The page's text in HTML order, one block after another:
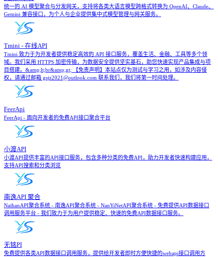
统一的 AI 模型聚合与分发网关，支持将各类大语言模型跨格式转换为 OpenAI、Claude、
Gemini 兼容接口，为个人与企业提供集中式模型管理与网关服务。
Tmini - 在线API
Tmini 致力于为开发者提供稳定高效的 API 接口服务，覆盖生活、金融、工具等多个领
域。我们采用 HTTPS 加密传输，为数据安全提供坚实基石，助您快速实现产品集成与项
目搭建。&amp;lt;br&amp;gt; 【免责声明】本站点仅为测试与学习之用，如涉及内容侵
权，请通过邮箱 gsjz2021@outlook.com 联系我们，我们将第一时间处理。
FeerApi
FeerApi - 面向开发者的免费API接口聚合平台
小渡API
小渡API提供丰富的API接口服务，包含多种分类的免费API，助力开发者快速构建应用，
支持API搜索和分类浏览
南逸API 聚合
NathanAPI聚合系统 - 南逸API聚合系统 - NanYiNetAPI聚合系统 - 免费提供API数据接口
调用服务平台 - 我们致力于为用户提供稳定、快速的免费API数据接口服务。
无铭PI
免费提供各类API数据接口调用服务，提供给开发者即时方便快捷的webapi接口调用方